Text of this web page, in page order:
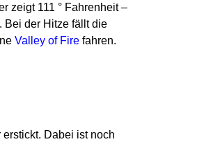
zeigt 111 ° Fahrenheit –
Bei der Hitze fällt die
Valley of Fire fahren.
Dabei ist noch